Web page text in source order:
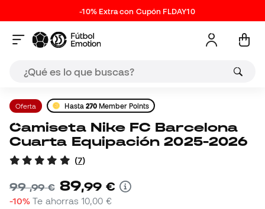
-10% Extra con Cupón FLDAY10
Oferta Hasta 270 Member Points
Camiseta Nike FC Barcelona
Cuarta Equipación 2025-2026
(7)
99,99 € 89,99 €
-10% Te ahorras10,00 €